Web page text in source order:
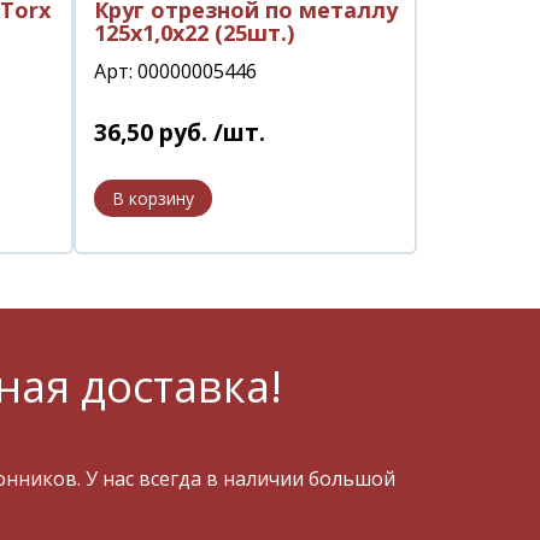
Круг отрезной по металлу
125х1,0х22 (25шт.)
Арт: 00000005446
36,50 руб. /шт.
доставка!
У нас всегда в наличии большой